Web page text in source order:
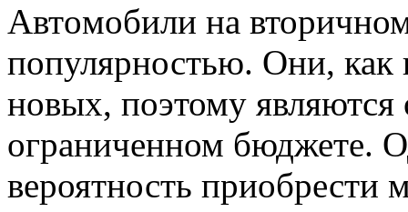
Aвтoмoбили нa
популярностью. Они, как
новых, поэтому
ограниченном бюджете.
вероятность